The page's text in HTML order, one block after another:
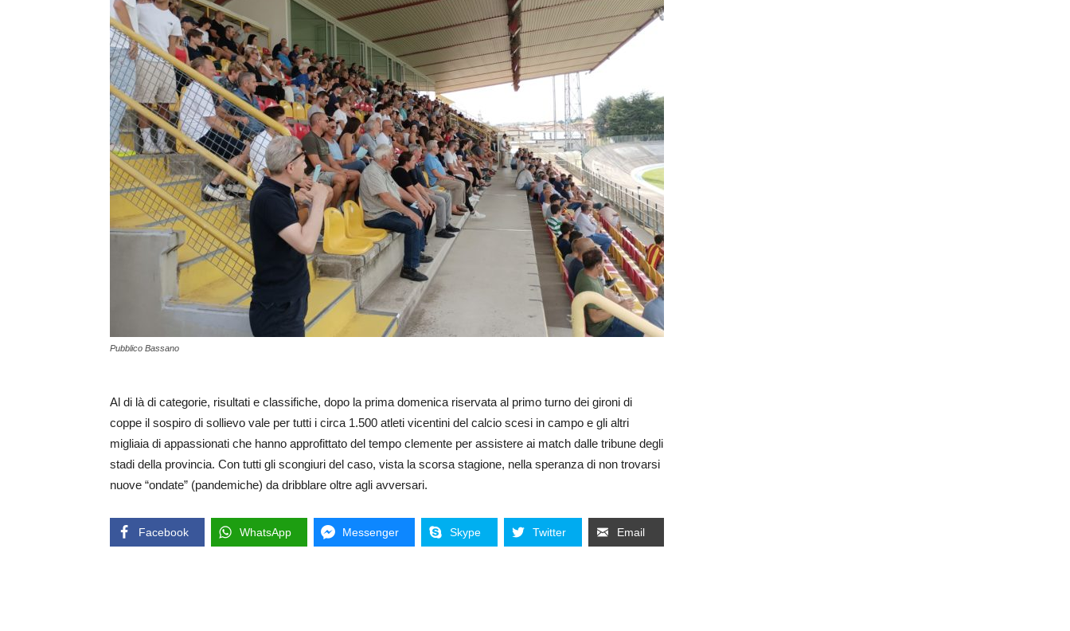
Pubblico Bassano
Al di là di categorie, risultati e classifiche, dopo la prima domenica riservata al primo turno dei gironi di
coppe il sospiro di sollievo vale per tutti i circa 1.500 atleti vicentini del calcio scesi in campo e gli altri
migliaia di appassionati che hanno approfittato del tempo clemente per assistere ai match dalle tribune degli
stadi della provincia. Con tutti gli scongiuri del caso, vista la scorsa stagione, nella speranza di non trovarsi
nuove “ondate” (pandemiche) da dribblare oltre agli avversari.
Facebook WhatsApp Messenger Skype Twitter Email